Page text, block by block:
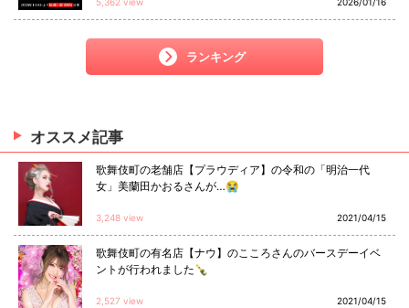
ランキング
オススメ記事
歌舞伎町の老舗店【プラウディア】の令和の「明治一代
女」美蘭田かおるさんが…😭
3,248 view 2021/04/15
歌舞伎町の有名店【ナウ】のこころさんのバースデーイベ
ントが行われました🍾
2,527 view 2021/04/15